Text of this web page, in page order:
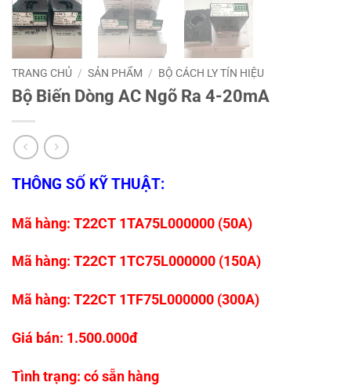
TRANG CHỦ / SẢN PHẨM / BỘ CÁCH LY TÍN HIỆU
Bộ Biến Dòng AC Ngõ Ra 4-20mA
THÔNG SỐ KỸ THUẬT:
Mã hàng: T22CT 1TA75L000000 (50A)
Mã hàng: T22CT 1TC75L000000 (150A)
Mã hàng: T22CT 1TF75L000000 (300A)
Giá bán: 1.500.000đ
Tình trạng: có sẵn hàng